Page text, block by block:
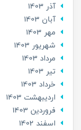
آذر 1403
آبان 1403
مهر 1403
شهریور 1403
مرداد 1403
تير 1403
خرداد 1403
ارديبهشت 1403
فروردین 1403
اسفند 1402